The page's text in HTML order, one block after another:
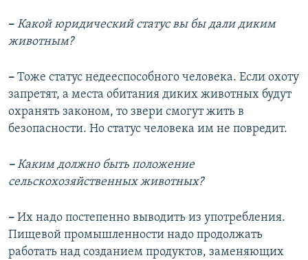
– Какой юридический статус вы бы дали диким
животным?
– Тоже статус недееспособного человека. Если охоту
запретят, а места обитания диких животных будут
охранять законом, то звери смогут жить в
безопасности. Но статус человека им не повредит.
–Каким должно быть положение
сельскохозяйственных животных?
– Их надо постепенно выводить из употребления.
Пищевой промышленности надо продолжать
работать над созданием продуктов, заменяющих